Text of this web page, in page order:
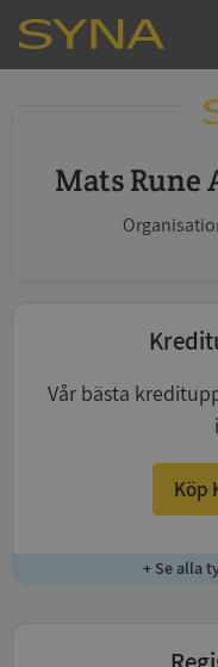
Mats
Vår bästa
Köp
+ Se alla